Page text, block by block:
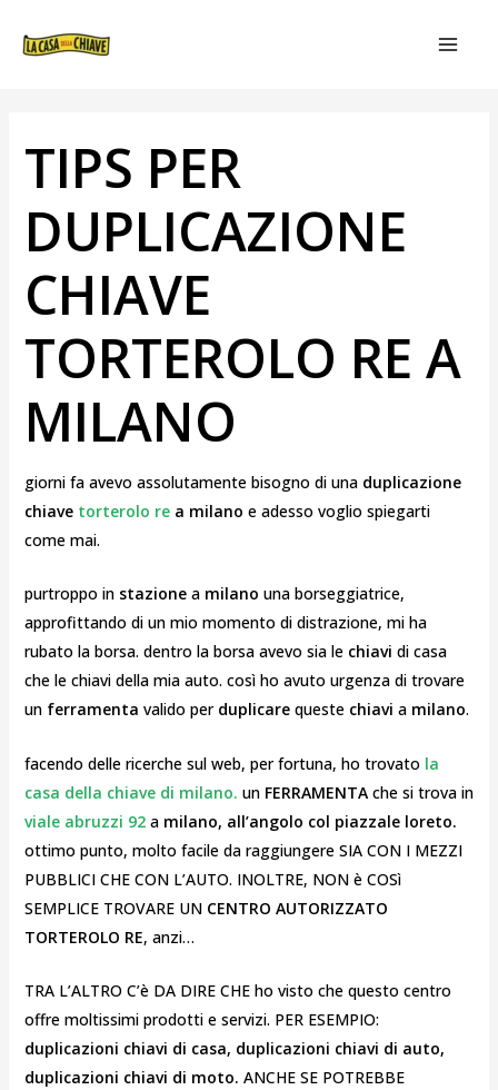
TIPS PER
DUPLICAZIONE
CHIAVE
TORTEROLO RE A
MILANO
giorni fa avevo assolutamente bisogno di una duplicazione
chiave torterolo re a milano e adesso voglio spiegarti
come mai.
purtroppo in stazione a milano una borseggiatrice,
approfittando di un mio momento di distrazione, mi ha
rubato la borsa. dentro la borsa avevo sia le chiavi di casa
che le chiavi della mia auto. così ho avuto urgenza di trovare
un ferramenta valido per duplicare queste chiavi a milano.
facendo delle ricerche sul web, per fortuna, ho trovato la
casa della chiave di milano. un FERRAMENTA che si trova in
viale abruzzi 92 a milano, all’angolo col piazzale loreto.
ottimo punto, molto facile da raggiungere SIA CON I MEZZI
PUBBLICI CHE CON L’AUTO. INOLTRE, NON è COSì
SEMPLICE TROVARE UNCENTRO AUTORIZZATO
TORTEROLO RE, anzi…
TRA L’ALTRO C’è DA DIRE CHE ho visto che questo centro
offre moltissimi prodotti e servizi. PER ESEMPIO:
duplicazioni chiavi di casa, duplicazioni chiavi di auto,
duplicazioni chiavi di moto. ANCHE SE POTREBBE
ARTICOLI